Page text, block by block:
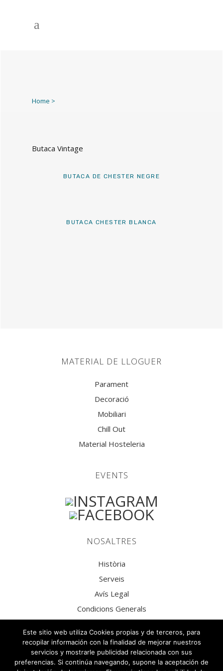
Home >
Butaca Vintage
BUTACA DE CHESTER NEGRE
BUTACA CHESTER BLANCA
MATERIAL DE LLOGUER
Parament
Decoració
Mobiliari
Chill Out
Material Hosteleria
EVENTS
NOSALTRES
Història
Serveis
Avís Legal
Condicions Generals
Política de Privacitat Xarxes Socials
Política de Cookies
Este sitio web utiliza Cookies propias y de terceros, para
recopilar información con la finalidad de mejorar nuestros
servicios y mostrarle publicidad relacionada con sus
preferencias. Si continúa navegando, supone la aceptación de